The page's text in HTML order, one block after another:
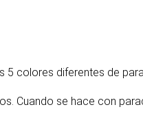
5 colores diferentes de
Cuando se hace con